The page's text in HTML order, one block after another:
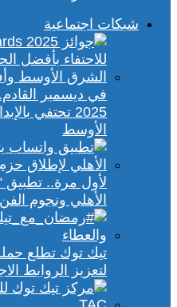
شبكات اجتماعية
2025 تحتفي
الأوسط
لأول مرة.. تطبيق
الأهلي ونجوم
تيك توك تطلع
لتعزيز الروابط